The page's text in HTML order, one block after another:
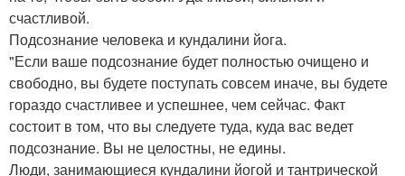
счастливой.
Подсознание человека и кундалини йога.
"Если ваше подсознание будет полностью очищено и
свободно, вы будете поступать совсем иначе, вы будете
гораздо счастливее и успешнее, чем сейчас. Факт
состоит в том, что вы следуете туда, куда вас ведет
подсознание. Вы не целостны, не едины.
Люди, занимающиеся кундалини йогой и тантрической